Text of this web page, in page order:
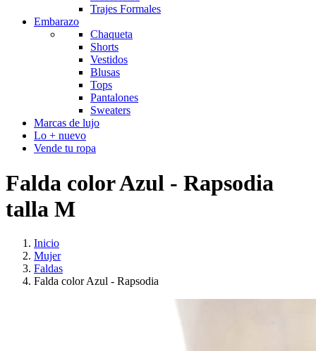
Trajes Formales
Embarazo
Chaqueta
Shorts
Vestidos
Blusas
Tops
Pantalones
Sweaters
Marcas de lujo
Lo + nuevo
Vende tu ropa
Falda color Azul - Rapsodia
talla M
Inicio
Mujer
Faldas
Falda color Azul - Rapsodia